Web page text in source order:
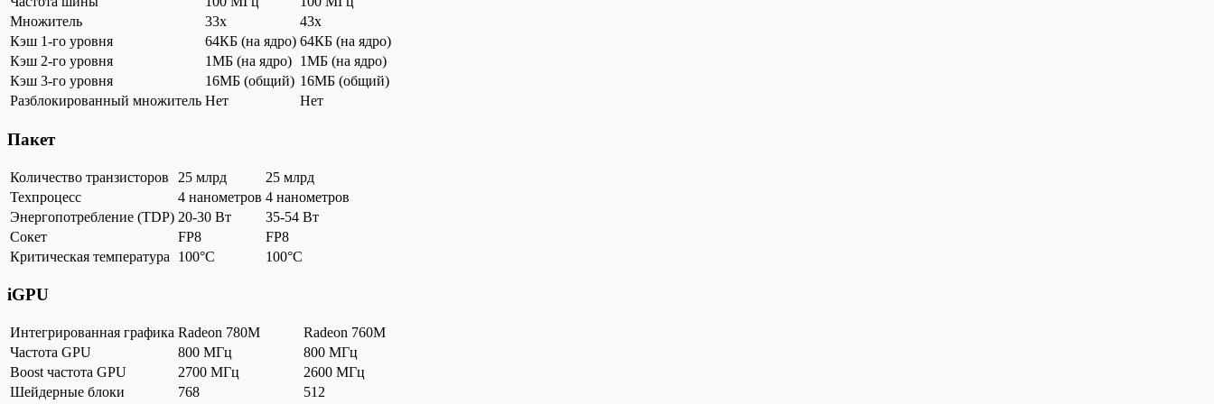
Множитель
33x
43x
Кэш 1-го уровня
64КБ (на ядро) 64КБ (на ядро)
Кэш 2-го уровня
1МБ (на ядро) 1МБ (на ядро)
Кэш 3-го уровня
16МБ (общий) 16МБ (общий)
Разблокированный множитель Нет Нет
Пакет
Количество транзисторов 25 млрд
25 млрд
Техпроцесс
4 нанометров 4 нанометров
Энергопотребление (TDP) 20-30 Вт
35-54 Вт
Сокет
FP8
FP8
Критическая температура
100°C 100°C
iGPU
Интегрированная графика Radeon 780M
Radeon 760M
Частота GPU
800 МГц
800 МГц
Boost частота GPU
2700 МГц
2600 МГц
Шейдерные блоки
768
512